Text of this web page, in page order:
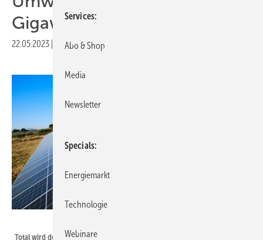
Gigawatt Solarleistung
22.05.2023 Druckvorschau
Total wird den Bau der 48 Solarparks mit Naturschutzmaßnahmen
Services
Abo & Shop
Media
Newsletter
Specials
Energiemarkt
Technologie
Webinare